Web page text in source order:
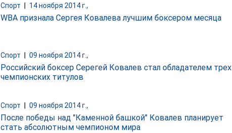
Спорт 14 ноября 2014 г.,
WBA признала Сергея Ковалева лучшим боксером месяца
Спорт 09 ноября 2014 г.,
Российский боксер Серегей Ковалев стал обладателем трех
чемпионских титулов
Спорт 09 ноября 2014 г.,
После победы над "Каменной башкой" Ковалев планирует
стать абсолютным чемпионом мира